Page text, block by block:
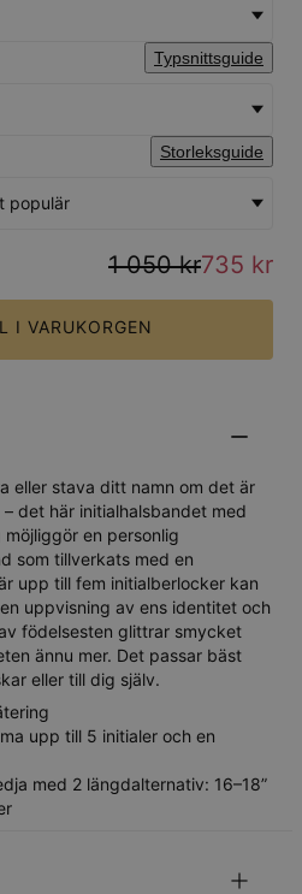
Typsnittsguide
Storleksguide
populär
1 050 kr735 kr
I VARUKORGEN
eller stava ditt namn om det är
det här initialhalsbandet med
en personlig
som tillverkats med en
upp till fem initialberlocker kan
uppvisning av ens identitet och
födelsesten glittrar smycket
ännu mer. Det passar bäst
eller till dig själv.
upp till 5 initialer och en
med 2 längdalternativ: 16–18”